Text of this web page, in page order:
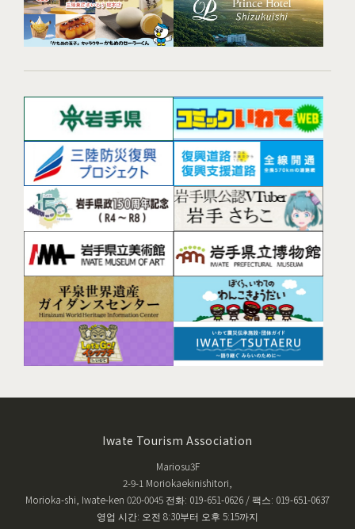
Iwate Tourism Association
Mariosu3F
2-9-1 Moriokaekinishitori,
Morioka-shi, Iwate-ken 020-0045 전화: 019-651-0626 / 팩스: 019-651-0637
영업 시간: 오전 8:30부터 오후 5:15까지